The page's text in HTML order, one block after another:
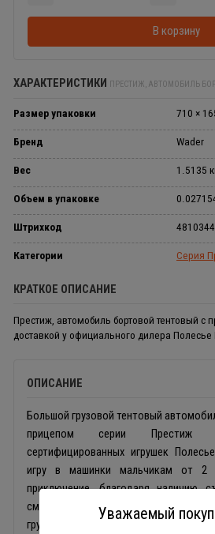
В корзину
ХАРАКТЕРИСТИКИ ПРЕСТИЖ, АВТОМОБИЛЬ
Размер упаковки 710 ×
Бренд Wader
Вес 1.5135
Объем в упаковке
Штрихкод
Категории Серия
КРАТКОЕ ОПИСАНИЕ
Престиж, автомобиль бортовой тентовый с
доставкой у официального дилера Полесье
ОПИСАНИЕ
Большой грузовой тентовый
прицепом серии Престиж
сертифицированных игрушек
игру в машинки мальчикам от 2
приключение, благодаря наличию
сможет использовать машину для
грузов: фигурки солдатиков,
Уважаемый